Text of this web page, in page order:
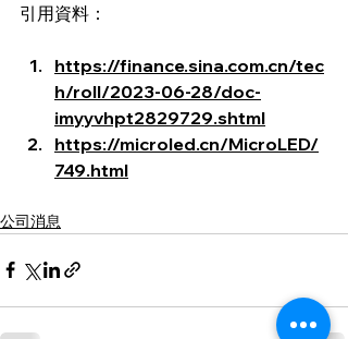
引用資料：
https://finance.sina.com.cn/tec
h/roll/2023-06-28/doc-
imyyvhpt2829729.shtml
https://microled.cn/MicroLED/
749.html
公司消息